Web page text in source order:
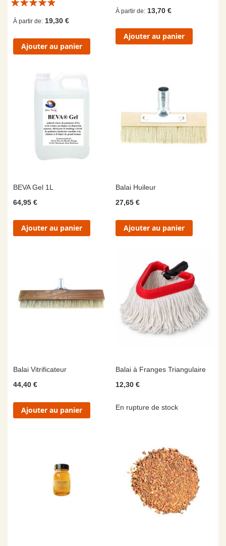
À partir de 19,30 €
Ajouter au panier
À partir de 13,70 €
Ajouter au panier
BEVA Gel 1L
64,95 €
Ajouter au panier
Balai Huileur
27,65 €
Ajouter au panier
Balai Vitrificateur
44,40 €
Ajouter au panier
Balai à Franges Triangulaire
12,30 €
En rupture de stock